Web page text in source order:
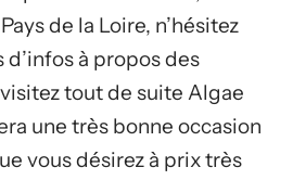
de la Loire, n’hésitez
d’infos à propos des
tout de suite Algae
une très bonne occasion
vous désirez à prix très